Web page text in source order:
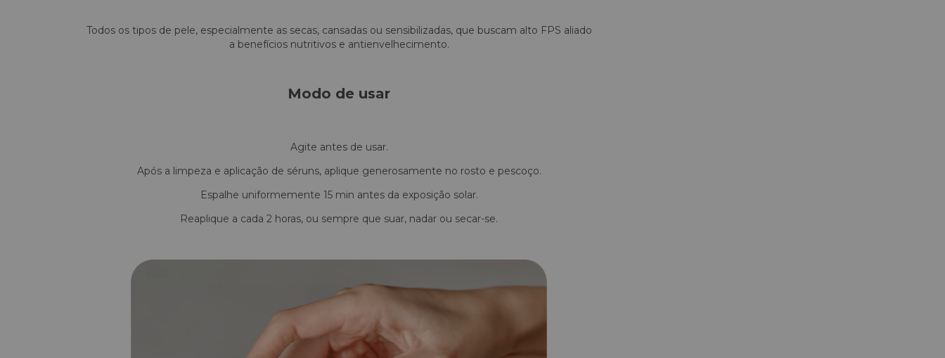
Todos os tipos de pele, especialmente as secas, cansadas ou sensibilizadas, que buscam alto FPS aliado
a benefícios nutritivos e antienvelhecimento.
Modo de usar
Agite antes de usar.
Após a limpeza e aplicação de séruns, aplique generosamente no rosto e pescoço.
Espalhe uniformemente 15 min antes da exposição solar.
Reaplique a cada 2 horas, ou sempre que suar, nadar ou secar-se.